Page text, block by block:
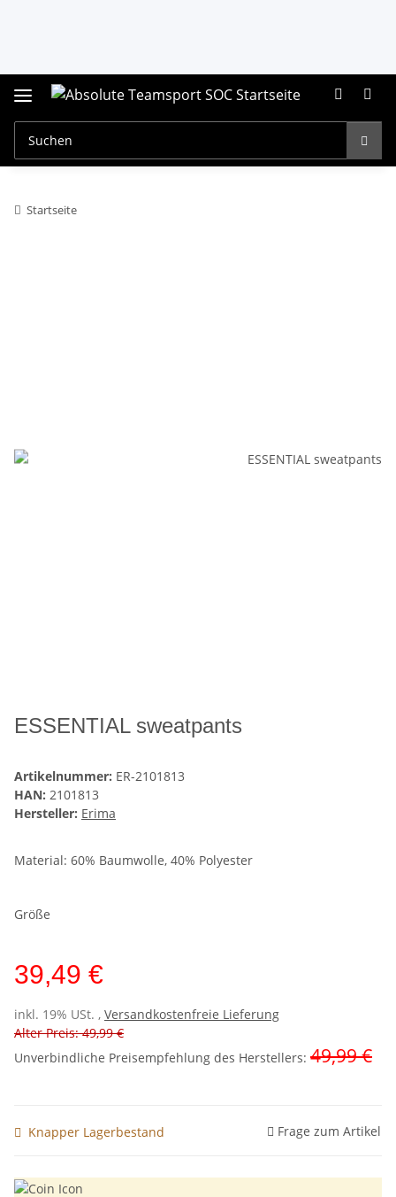
Startseite
ESSENTIAL sweatpants
Artikelnummer: ER-2101813
HAN: 2101813
Hersteller: Erima
Material: 60% Baumwolle, 40% Polyester
Größe
39,49 €
inkl. 19% USt. , Versandkostenfreie Lieferung
Alter Preis: 49,99 €
Unverbindliche Preisempfehlung des Herstellers: 49,99 €
Knapper Lagerbestand Frage zum Artikel